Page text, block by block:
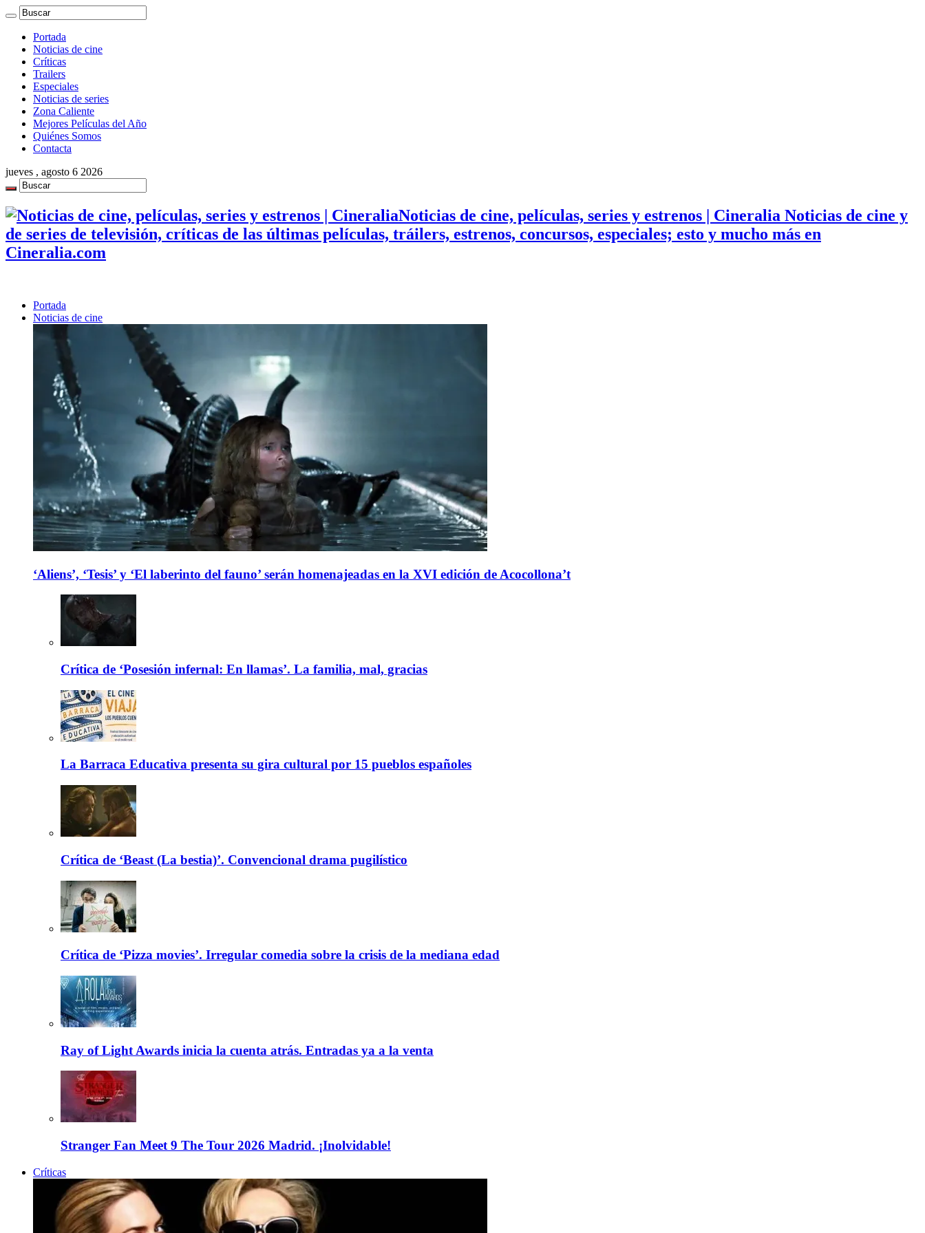
Portada
Noticias de cine
Críticas
Trailers
Especiales
Noticias de series
Zona Caliente
Mejores Películas del Año
Quiénes Somos
Contacta
jueves , agosto 6 2026
Noticias de cine, películas, series y estrenos | Cineralia Noticias de cine y
de series de televisión, críticas de las últimas películas, tráilers, estrenos, concursos, especiales; esto y mucho más en
Cineralia.com
Portada
Noticias de cine
‘Aliens’, ‘Tesis’ y ‘El laberinto del fauno’ serán homenajeadas en la XVI edición de Acocollona’t
Crítica de ‘Posesión infernal: En llamas’. La familia, mal, gracias
La Barraca Educativa presenta su gira cultural por 15 pueblos españoles
Crítica de ‘Beast (La bestia)’. Convencional drama pugilístico
Crítica de ‘Pizza movies’. Irregular comedia sobre la crisis de la mediana edad
Ray of Light Awards inicia la cuenta atrás. Entradas ya a la venta
Stranger Fan Meet 9 The Tour 2026 Madrid. ¡Inolvidable!
Críticas